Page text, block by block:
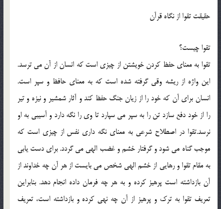
حقيقت تقوا از نگاه قرآن
تقوا چيست؟
تقوا به معناي حفظ كردن خويشتن از چيزي است كه انسان از آن مي ترسد.
اين واژه از ريشه وقي گرفته شده است كه به معناي حافظ و سپر است.
انسان براي آن كه خود را از زيان جنگ حفظ كند و آثار شمشير و نيزه و تير
را از خود دفع سازد تن را به سپر مي سپارد تا وي را نگه دارد و آسيبي به او
نرسد.تقوا در اصطلاح شرعي به معناي نگه داري نفس از چيزي است كه
موجب گناه مي شود و گرفتار خشم و غضب الهي مي گردد. براي دست يابي
به مقام تقوا و رهايي از خشم الهي شخص مي بايست از هر آن چه خداوند از
آن بازداشته است پرهيز كرده و به هر چه فرمان داده انجام دهد. بنابراين
تعريف تقوا به ترك و پرهيز از آن چه نهي كرده و بازداشته است، تعريف